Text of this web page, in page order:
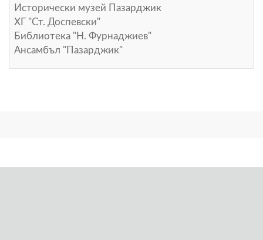
Исторически музей Пазарджик
ХГ "Ст. Доспевски"
Библиотека "Н. Фурнаджиев"
Ансамбъл "Пазарджик"